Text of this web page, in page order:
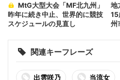
昨年に続き中止、世界的に競技
スケジュールの見直し
地
15
州
関連キーフレーズ
出雲咲乃 当流女